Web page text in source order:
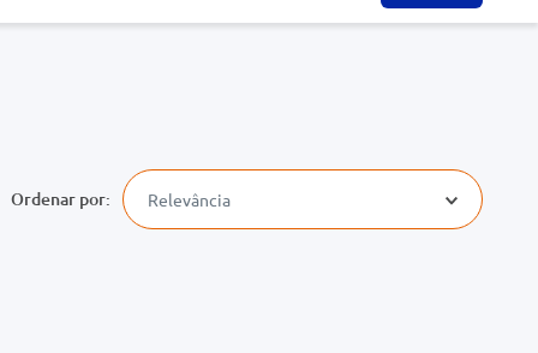
Relevância